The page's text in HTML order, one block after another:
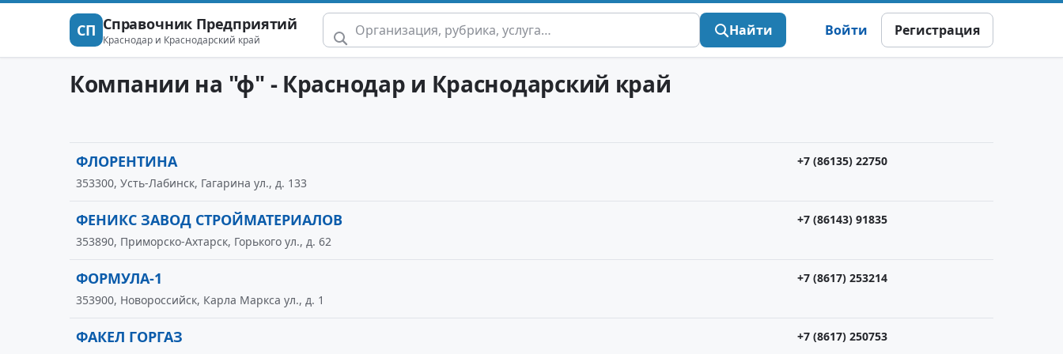
СП Справочник Предприятий
Краснодар и Краснодарский край
Найти Войти Регистрация
Компании на "ф" - Краснодар и Краснодарский край
ФЛОРЕНТИНА
+7 (86135) 22750
353300, Усть-Лабинск, Гагарина ул., д. 133
ФЕНИКС ЗАВОД СТРОЙМАТЕРИАЛОВ
+7 (86143) 91835
353890, Приморско-Ахтарск, Горького ул., д. 62
ФОРМУЛА-1
+7 (8617) 253214
353900, Новороссийск, Карла Маркса ул., д. 1
ФАКЕЛ ГОРГАЗ
+7 (8617) 250753